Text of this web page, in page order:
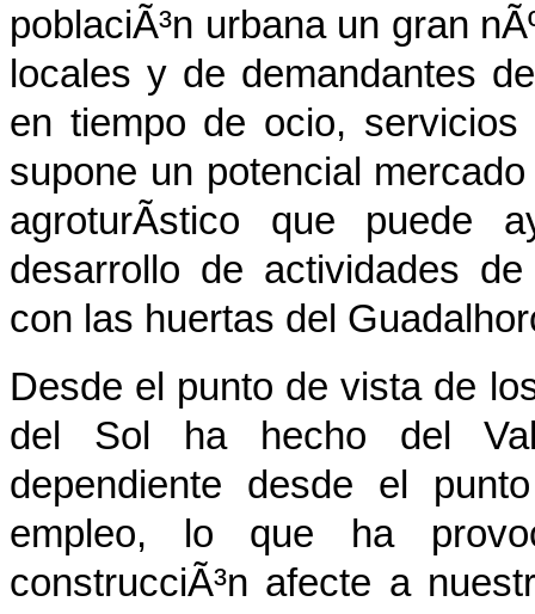
poblaciÃ³n urbana un gran
locales y de demandantes
en tiempo de ocio,
supone un potencial
agroturÃ­stico que puede
desarrollo de actividades
con las huertas del
Desde el punto de vista de
del Sol ha hecho del
dependiente desde el
empleo, lo que ha
construcciÃ³n afecte a